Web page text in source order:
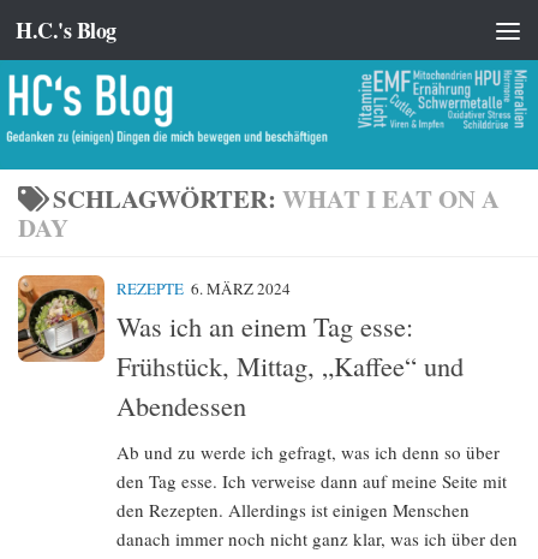
Zum Inhalt springen
H.C.'s Blog
SCHLAGWÖRTER: WHAT I EAT ON A
DAY
REZEPTE 6. MÄRZ 2024
Was ich an einem Tag esse:
Frühstück, Mittag, „Kaffee“ und
Abendessen
Ab und zu werde ich gefragt, was ich denn so über
den Tag esse. Ich verweise dann auf meine Seite mit
den Rezepten. Allerdings ist einigen Menschen
danach immer noch nicht ganz klar, was ich über den